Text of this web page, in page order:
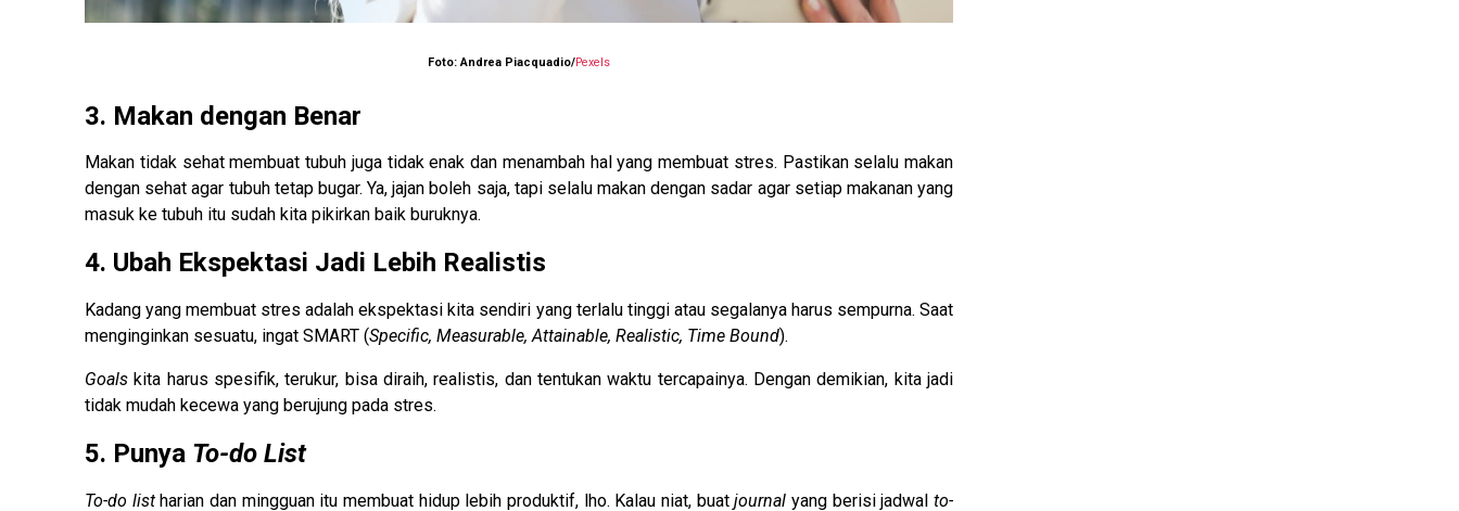
Foto: Andrea Piacquadio/Pexels
3. Makan dengan Benar
Makan tidak sehat membuat tubuh juga tidak enak dan menambah hal yang membuat stres. Pastikan selalu makan
dengan sehat agar tubuh tetap bugar. Ya, jajan boleh saja, tapi selalu makan dengan sadar agar setiap makanan yang
masuk ke tubuh itu sudah kita pikirkan baik buruknya.
4. Ubah Ekspektasi Jadi Lebih Realistis
Kadang yang membuat stres adalah ekspektasi kita sendiri yang terlalu tinggi atau segalanya harus sempurna. Saat
menginginkan sesuatu, ingat SMART (Specific, Measurable, Attainable, Realistic, Time Bound).
Goals kita harus spesifik, terukur, bisa diraih, realistis, dan tentukan waktu tercapainya. Dengan demikian, kita jadi
tidak mudah kecewa yang berujung pada stres.
5. Punya To-do List
To-do listharian dan mingguan itu membuat hidup lebih produktif, lho. Kalau niat, buatjournal yang berisi jadwalto-